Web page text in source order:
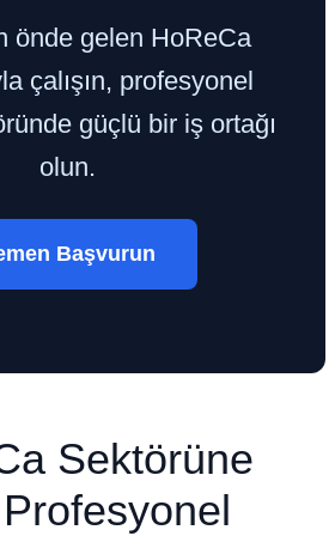
önde gelen HoReCa
çalışın, profesyonel
güçlü bir iş ortağı
olun.
Başvurun
Sektörüne